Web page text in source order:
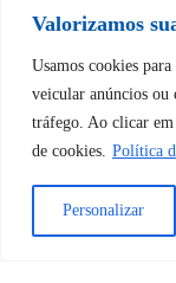
Valorizamos
Usamos cookies
veicular anúncios ou
tráfego. Ao clicar
de cookies. Política
Personalizar